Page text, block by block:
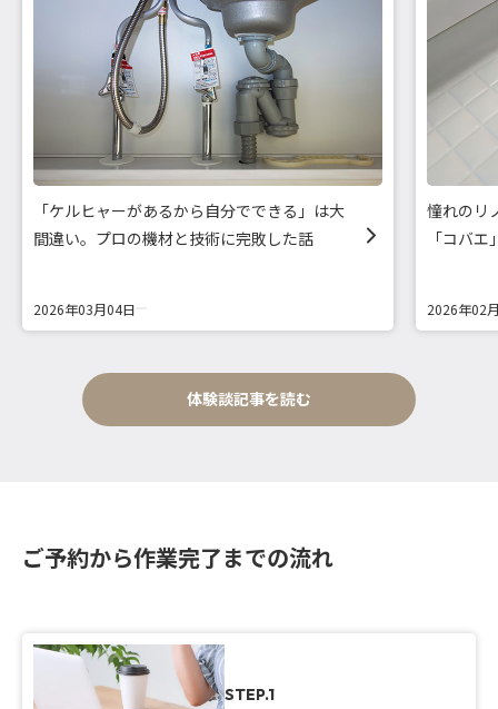
「ケルヒャーがあるから自分でできる」は大
間違い。プロの機材と技術に完敗した話
2026年03月04日
憧れのリ
「コバ
2026年02
体験談記事を読む
ご予約から作業完了までの流れ
STEP.1